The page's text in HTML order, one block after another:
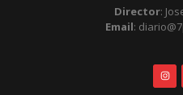
Director:
Email: